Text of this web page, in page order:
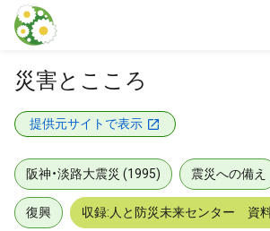
本文に飛ぶ
災害とこころ
提供元サイトで表示
阪神・淡路大震災 (1995) 震災への備え
復興 収録:人と防災未来センター 資